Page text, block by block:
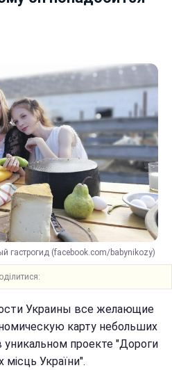
гастрогид (facebook.com/babynikozy)
Украины все желающие
карту небольших
проекте "Дороги
місць України".